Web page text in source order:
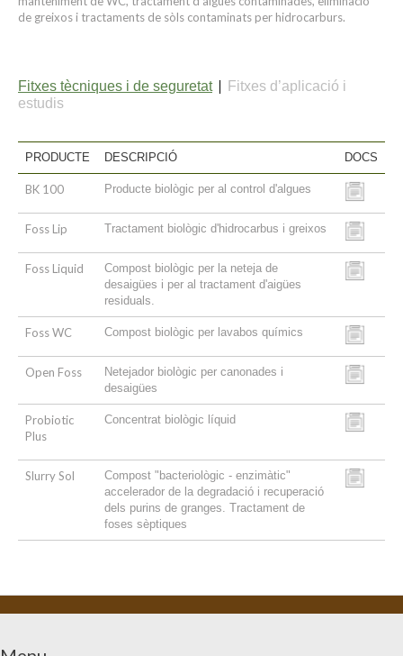
de greixos i tractaments de sòls contaminats per hidrocarburs.
Fitxes tècniques i de seguretat
Fitxes d’aplicació i
estudis
PRODUCTE DESCRIPCIÓ DOCS
BK 100 Producte biològic per al control d'algues
Foss Lip Tractament biològic d'hidrocarbus i greixos
Foss Liquid
Compost biològic per la neteja de
desaigües i per al tractament d'aigües
residuals.
Foss WC Compost biològic per lavabos químics
Open Foss
Netejador biològic per canonades i
desaigües
Probiotic
Plus
Concentrat biològic líquid
Slurry Sol
Compost "bacteriològic - enzimàtic"
accelerador de la degradació i recuperació
dels purins de granges. Tractament de
foses sèptiques